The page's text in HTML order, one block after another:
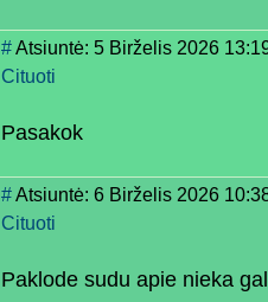
#Atsiuntė: 5 Birželis 2026
Cituoti
Pasakok
#Atsiuntė: 6 Birželis 2026
Cituoti
Paklode sudu apie nieka